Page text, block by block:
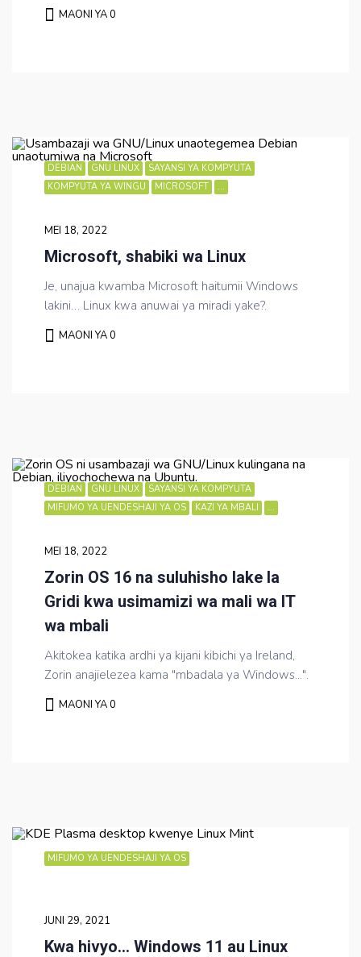
MAONI YA 0
DEBIAN GNU LINUX
SAYANSI YA KOMPYUTA
KOMPYUTA YA WINGU
MICROSOFT ...
MEI 18, 2022
Microsoft, shabiki wa Linux
Je, unajua kwamba Microsoft haitumii Windows
lakini… Linux kwa anuwai ya miradi yake?.
MAONI YA 0
DEBIAN GNU LINUX
SAYANSI YA KOMPYUTA
MIFUMO YA UENDESHAJI YA OS
KAZI YA MBALI ...
MEI 18, 2022
Zorin OS 16 na suluhisho lake la
Gridi kwa usimamizi wa mali wa IT
wa mbali
Akitokea katika ardhi ya kijani kibichi ya Ireland,
Zorin anajielezea kama "mbadala ya Windows...".
MAONI YA 0
MIFUMO YA UENDESHAJI YA OS
JUNI 29, 2021
Kwa hivyo… Windows 11 au Linux